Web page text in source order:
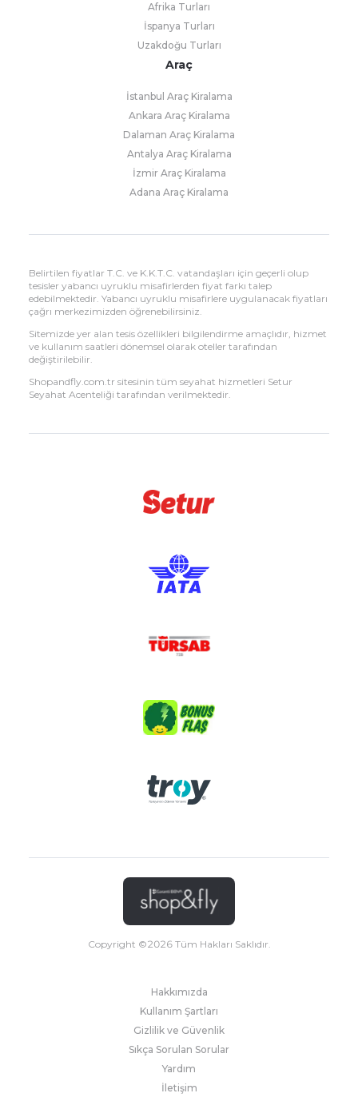
Afrika Turları
İspanya Turları
Uzakdoğu Turları
Araç
İstanbul Araç Kiralama
Ankara Araç Kiralama
Dalaman Araç Kiralama
Antalya Araç Kiralama
İzmir Araç Kiralama
Adana Araç Kiralama
Belirtilen fiyatlar T.C. ve K.K.T.C. vatandaşları için geçerli olup
tesisler yabancı uyruklu misafirlerden fiyat farkı talep
edebilmektedir. Yabancı uyruklu misafirlere uygulanacak fiyatları
çağrı merkezimizden öğrenebilirsiniz.
Sitemizde yer alan tesis özellikleri bilgilendirme amaçlıdır, hizmet
ve kullanım saatleri dönemsel olarak oteller tarafından
değiştirilebilir.
Shopandfly.com.tr sitesinin tüm seyahat hizmetleri Setur
Seyahat Acenteliği tarafından verilmektedir.
Copyright ©2026Tüm Hakları Saklıdır.
Hakkımızda
Kullanım Şartları
Gizlilik ve Güvenlik
Sıkça Sorulan Sorular
Yardım
İletişim